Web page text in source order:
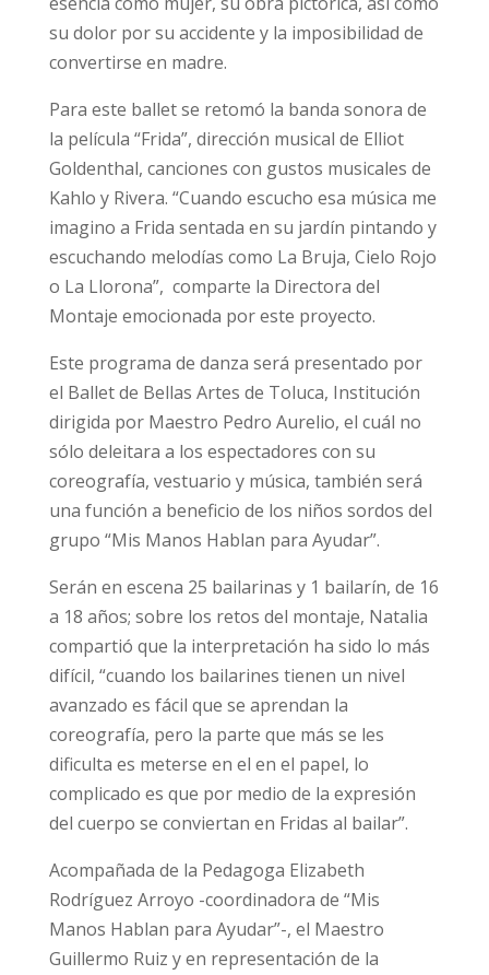
su dolor por su accidente y la imposibilidad de
convertirse en madre.
Para este ballet se retomó la banda sonora de
la película “Frida”, dirección musical de Elliot
Goldenthal, canciones con gustos musicales de
Kahlo y Rivera. “Cuando escucho esa música me
imagino a Frida sentada en su jardín pintando y
escuchando melodías como La Bruja, Cielo Rojo
o La Llorona”, comparte la Directora del
Montaje emocionada por este proyecto.
Este programa de danza será presentado por
el Ballet de Bellas Artes de Toluca, Institución
dirigida por Maestro Pedro Aurelio, el cuál no
sólo deleitara a los espectadores con su
coreografía, vestuario y música, también será
una función a beneficio de los niños sordos del
grupo “Mis Manos Hablan para Ayudar”.
Serán en escena 25 bailarinas y 1 bailarín, de 16
a 18 años; sobre los retos del montaje, Natalia
compartió que la interpretación ha sido lo más
difícil, “cuando los bailarines tienen un nivel
avanzado es fácil que se aprendan la
coreografía, pero la parte que más se les
dificulta es meterse en el en el papel, lo
complicado es que por medio de la expresión
del cuerpo se conviertan en Fridas al bailar”.
Acompañada de la Pedagoga Elizabeth
Rodríguez Arroyo -coordinadora de “Mis
Manos Hablan para Ayudar”-, el Maestro
Guillermo Ruiz y en representación de la